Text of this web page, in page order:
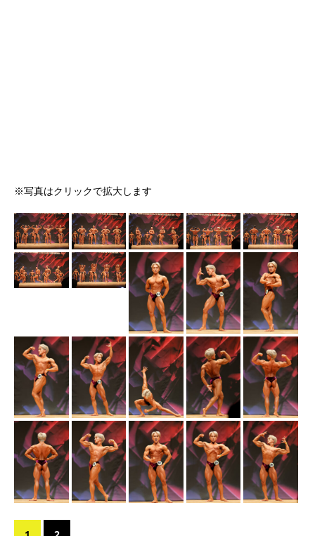
※写真はクリックで拡大します